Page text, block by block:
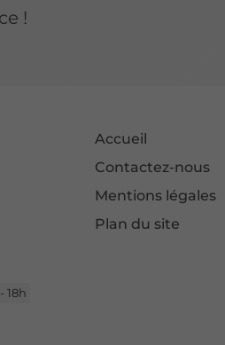
!
18h
Accueil
Contactez-nous
Mentions légales
Plan du site